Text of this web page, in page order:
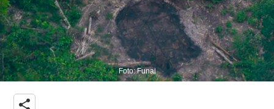
Foto: Funai
share